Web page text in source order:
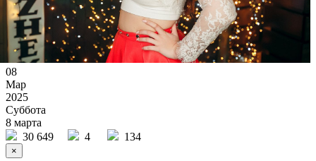
08
Мар
2025
Суббота
8 марта
30 649
4 134
×